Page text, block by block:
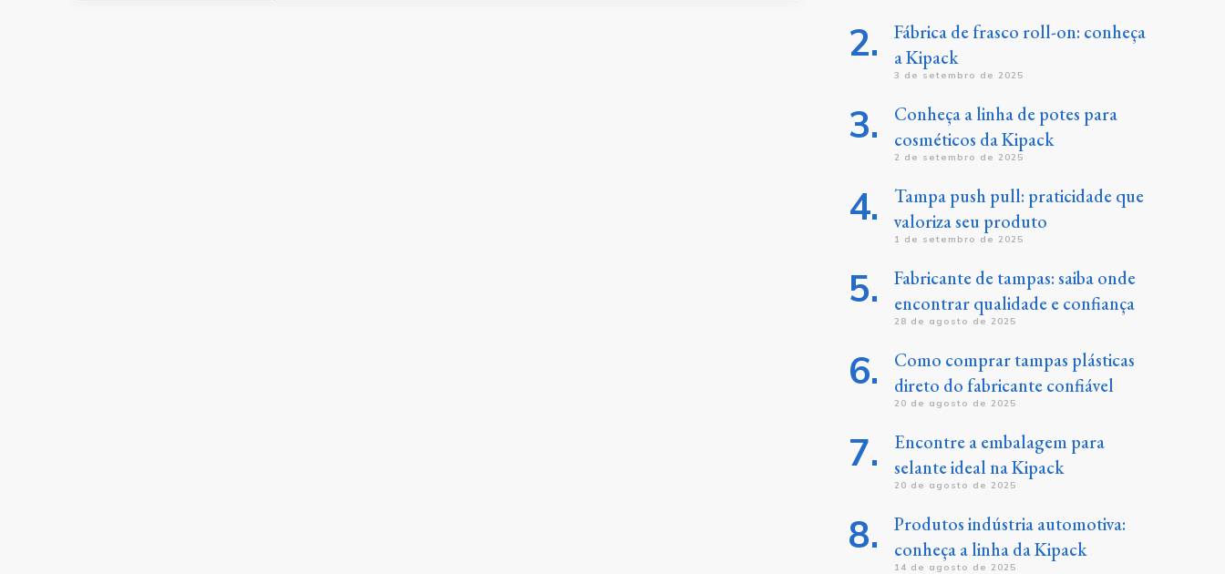
Fábrica de frasco roll-on: conheça
a Kipack
3 de setembro de 2025
Conheça a linha de potes para
cosméticos da Kipack
2 de setembro de 2025
Tampa push pull: praticidade que
valoriza seu produto
1 de setembro de 2025
Fabricante de tampas: saiba onde
encontrar qualidade e confiança
28 de agosto de 2025
Como comprar tampas plásticas
direto do fabricante confiável
20 de agosto de 2025
Encontre a embalagem para
selante ideal na Kipack
20 de agosto de 2025
Produtos indústria automotiva:
conheça a linha da Kipack
14 de agosto de 2025